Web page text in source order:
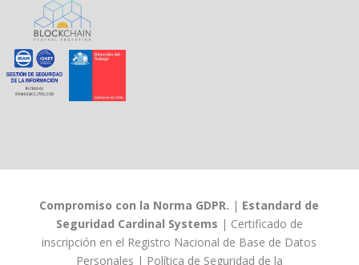
Compromiso con la Norma GDPR. | Estandard de
Seguridad Cardinal Systems | Certificado de
inscripción en el Registro Nacional de Base de Datos
Personales | Política de Seguridad de la